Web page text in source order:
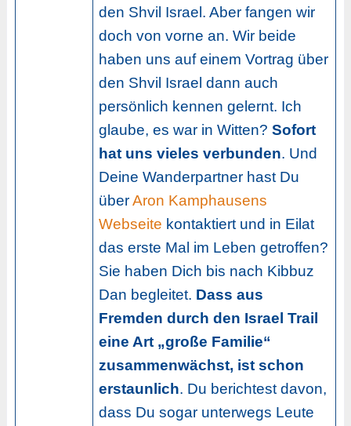
den Shvil Israel. Aber fangen wir
doch von vorne an. Wir beide
haben uns auf einem Vortrag über
den Shvil Israel dann auch
persönlich kennen gelernt. Ich
glaube, es war in Witten?Sofort
hat uns vieles verbunden. Und
Deine Wanderpartner hast Du
überAron Kamphausens
Webseite kontaktiert und in Eilat
das erste Mal im Leben getroffen?
Sie haben Dich bis nach Kibbuz
Dan begleitet. Dass aus
Fremden durch den Israel Trail
eine Art „große Familie“
zusammenwächst, ist schon
erstaunlich. Du berichtest davon,
dass Du sogar unterwegs Leute